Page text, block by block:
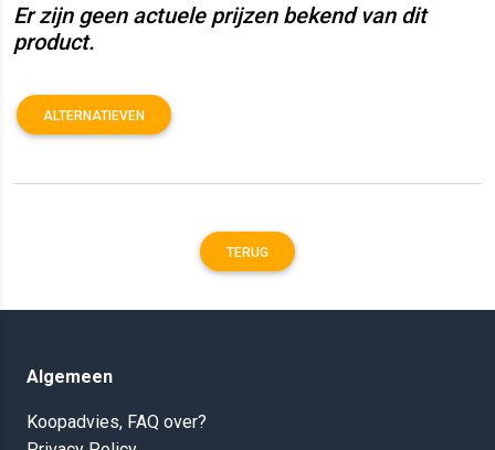
Er zijn geen actuele prijzen bekend van dit
product.
ALTERNATIEVEN
TERUG
Algemeen
Koopadvies, FAQ over?